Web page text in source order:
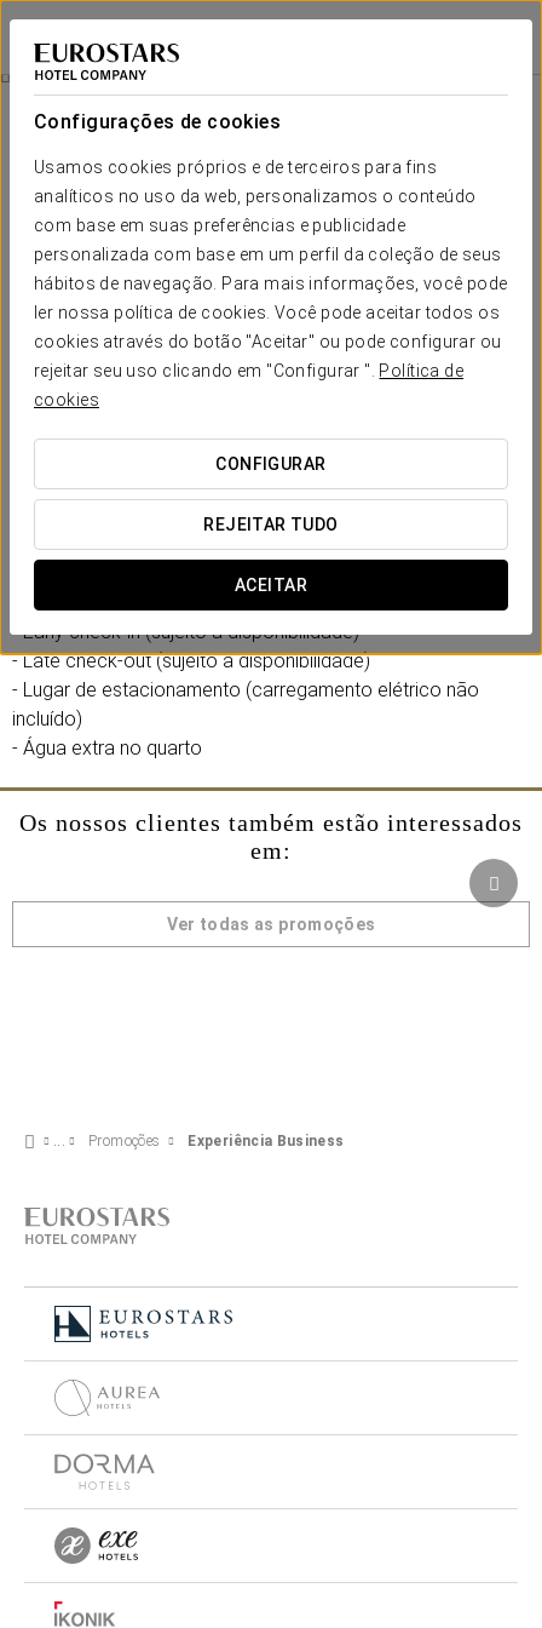
Configurações de cookies
Usamos cookies próprios e de terceiros para fins
analíticos no uso da web, personalizamos o conteúdo
com base em suas preferências e publicidade
personalizada com base em um perfil da coleção de seus
hábitos de navegação. Para mais informações, você pode
ler nossa política de cookies. Você pode aceitar todos os
cookies através do botão "Aceitar" ou pode configurar ou
rejeitar seu uso clicando em "Configurar ". Política de
cookies
CONFIGURAR
REJEITAR TUDO
ACEITAR
Eurostars Madrid Congress
MADRID - ALCOBENDAS
Experiência Business
20 €
Experiência Business
Viva uma experiência única no Eurostars Madrid Congress,
um espaço concebido para oferecer conforto, estilo e
funcionalidade em cada detalhe.
- Early check-in (sujeito a disponibilidade)
- Late check-out (sujeito a disponibilidade)
- Lugar de estacionamento (carregamento elétrico não
incluído)
- Água extra no quarto
Os nossos clientes também estão interessados
em:
Ver todas as promoções
Promoções Experiência Business